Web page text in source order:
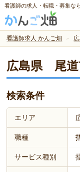
看護師の求人・転職・募集な
看護師求人 かんご畑
広島県 尾道
検索条件
エリア
職種
サービス種別